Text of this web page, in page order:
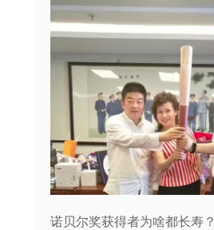
诺贝尔奖获得者为啥都长寿？